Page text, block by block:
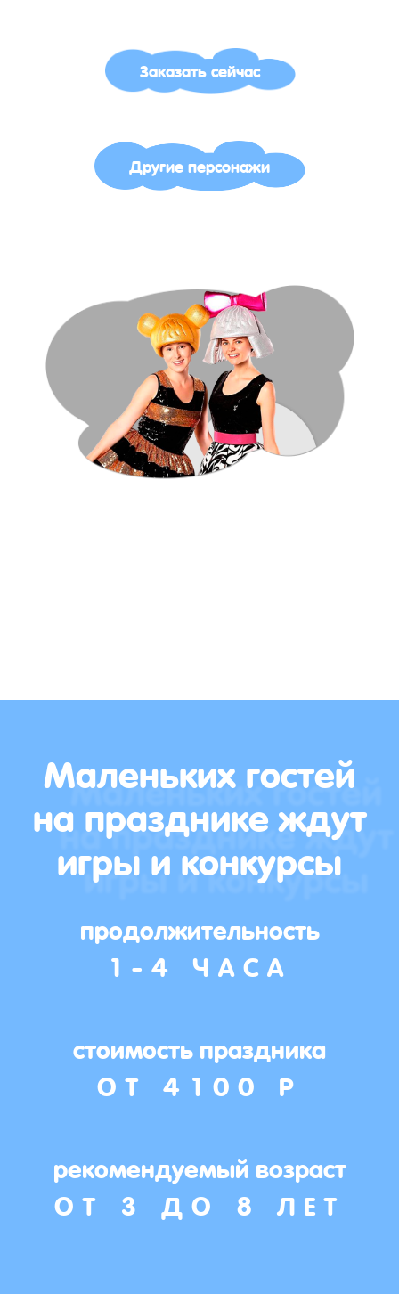
Заказать сейчас
Другие персонажи
Маленьких гостей
на празднике ждут
игры и конкурсы
продолжительность
1-4 ЧАСА
стоимость праздника
ОТ 4100 Р
рекомендуемый возраст
ОТ 3 ДО 8 ЛЕТ